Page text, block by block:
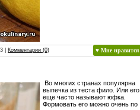
♥ Мне нравится
Комментарии (0)
Во многих странах популярна
выпечка из теста фило. Или его
еще часто называют юфка.
Формовать его можно очень по